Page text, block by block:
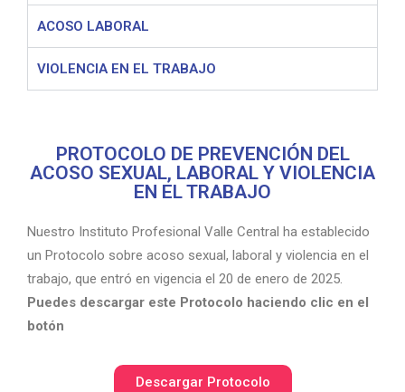
ACOSO LABORAL
VIOLENCIA EN EL TRABAJO
PROTOCOLO DE PREVENCIÓN DEL
ACOSO SEXUAL, LABORAL Y VIOLENCIA
EN EL TRABAJO
Nuestro Instituto Profesional Valle Central ha establecido
un Protocolo sobre acoso sexual, laboral y violencia en el
trabajo, que entró en vigencia el 20 de enero de 2025.
Puedes descargar este Protocolo haciendo clic en el
botón
Descargar Protocolo